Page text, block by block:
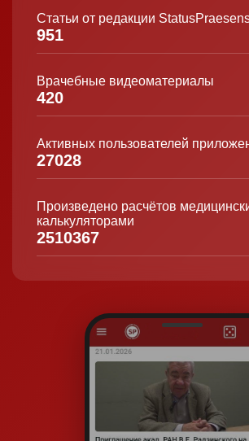
Статьи от редакции
951
Врачебные видеоматериалы
420
Активных пользователей
27028
Произведено расчётов
калькуляторами
2510367